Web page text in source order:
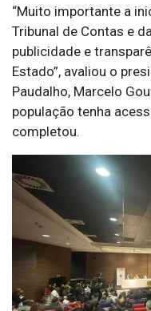
“Muito importante a
Tribunal de Contas e
publicidade e
Estado”, avaliou o
Paudalho, Marcelo
população tenha
completou.